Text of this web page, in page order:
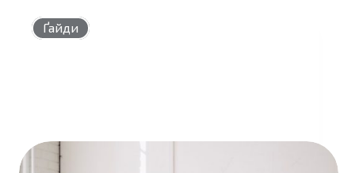
НА
УКРАЇНСЬКОМУ
Ґайди